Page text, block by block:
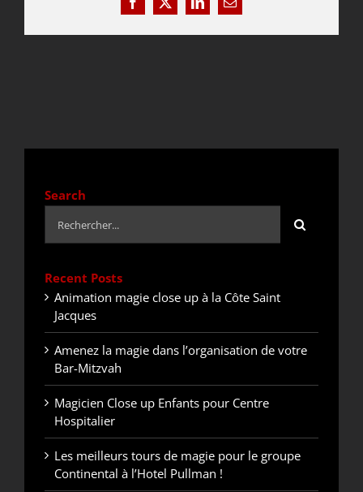
Facebook
X LinkedInEmail
Search
Recent Posts
Animation magie close up à la Côte Saint
Jacques
Amenez la magie dans l’organisation de votre
Bar-Mitzvah
Magicien Close up Enfants pour Centre
Hospitalier
Les meilleurs tours de magie pour le groupe
Continental à l’Hotel Pullman !